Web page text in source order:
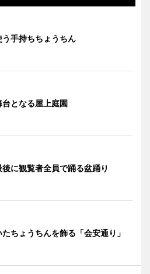
手持ちちょうちん
となる屋上庭園
に観覧者全員で踊る盆踊り
ちょうちんを飾る「会安通り」